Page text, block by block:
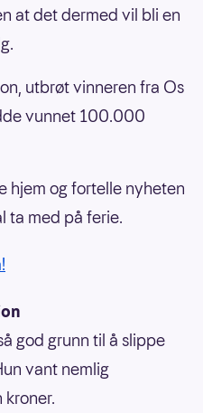
at det dermed vil bli en
utbrøt vinneren fra Os
vunnet 100.000
hjem og fortelle nyheten
ta med på ferie.
god grunn til å slippe
vant nemlig